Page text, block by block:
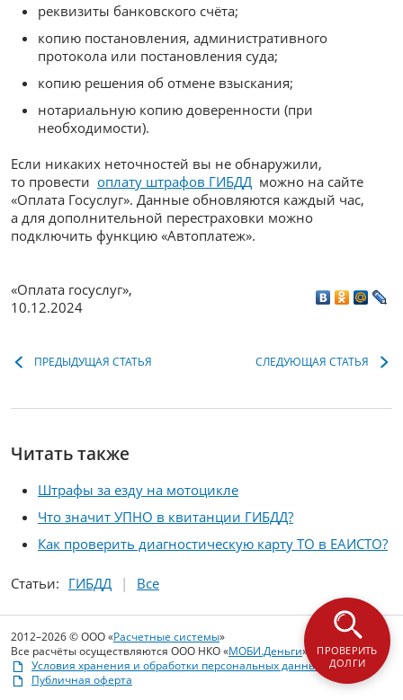
реквизиты банковского счёта;
копию постановления, административного
протокола или постановления суда;
копию решения об отмене взыскания;
нотариальную копию доверенности (при
необходимости).
Если никаких неточностей вы не обнаружили,
то провести оплату штрафов ГИБДД можно на сайте
«Оплата Госуслуг». Данные обновляются каждый час,
а для дополнительной перестраховки можно
подключить функцию «Автоплатеж».
«Оплата госуслуг»,
10.12.2024
ПРЕДЫДУЩАЯ СТАТЬЯ СЛЕДУЮЩАЯ СТАТЬЯ
Читать также
Штрафы за езду на мотоцикле
Что значит УПНО в квитанции ГИБДД?
Как проверить диагностическую карту ТО в ЕАИСТО?
Статьи: ГИБДД Все
ПРОВЕРИТЬ
ДОЛГИ
2012–2026 © ООО «Расчетные системы»
Все расчёты осуществляются ООО НКО «МОБИ.Деньги»
Условия хранения и обработки персональных данных
Публичная оферта